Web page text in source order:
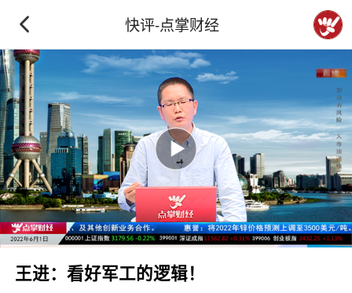
快评-点掌财经
王进：看好军工的逻辑！